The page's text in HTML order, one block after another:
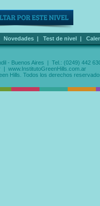
Novedades | Test de nivel |
- Buenos Aires | Tel.: (0249) 442
| www.InstitutoGreenHills.com.ar
Hills. Todos los derechos